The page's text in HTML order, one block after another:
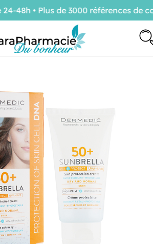
• Plus de 3000 références de